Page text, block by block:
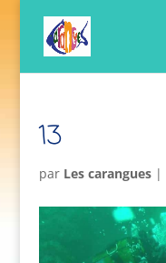
13
par Les carangues|